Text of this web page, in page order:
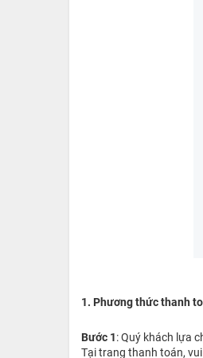
1. Phương thức thanh
Bước 1: Quý khách lựa
Tại trang thanh toán,